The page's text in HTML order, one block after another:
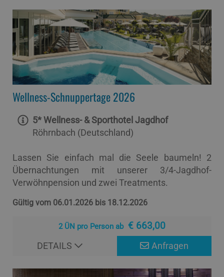
Wellness-Schnuppertage 2026
5* Wellness- & Sporthotel Jagdhof
Röhrnbach (Deutschland)
Lassen Sie einfach mal die Seele baumeln! 2
Übernachtungen mit unserer 3/4-Jagdhof-
Verwöhnpension und zwei Treatments.
Gültig vom 06.01.2026 bis 18.12.2026
2 ÜN pro Person ab € 663,00
Anfragen
DETAILS